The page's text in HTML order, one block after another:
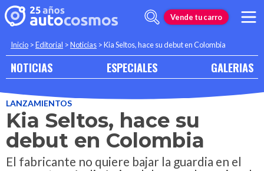
Vende tu carro
Inicio >Editorial >Noticias >Kia Seltos, hace su debut en Colombia
NOTICIAS ESPECIALES GALERIAS
LANZAMIENTOS
Kia Seltos, hace su
debut en Colombia
El fabricante no quiere bajar la guardia en el